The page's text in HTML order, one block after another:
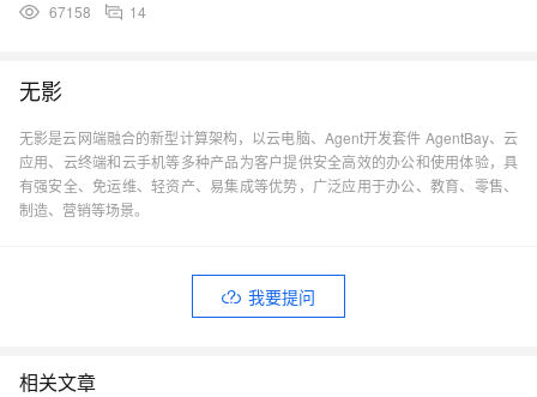
67158 14
无影
无影是云网端融合的新型计算架构，以云电脑、Agent开发套件 AgentBay、云
应用、云终端和云手机等多种产品为客户提供安全高效的办公和使用体验，具
有强安全、免运维、轻资产、易集成等优势，广泛应用于办公、教育、零售、
制造、营销等场景。
我要提问
相关文章